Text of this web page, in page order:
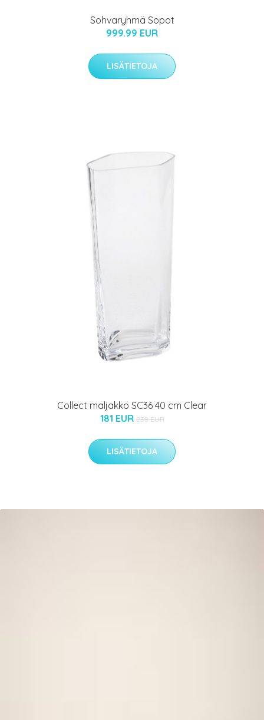
Sohvaryhmä Sopot
999.99 EUR
LISÄTIETOJA
Collect maljakko SC36 40 cm Clear
181 EUR 238 EUR
LISÄTIETOJA